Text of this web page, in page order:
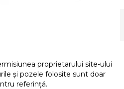
proprietarului site-ului
și pozele folosite sunt doar
referință.